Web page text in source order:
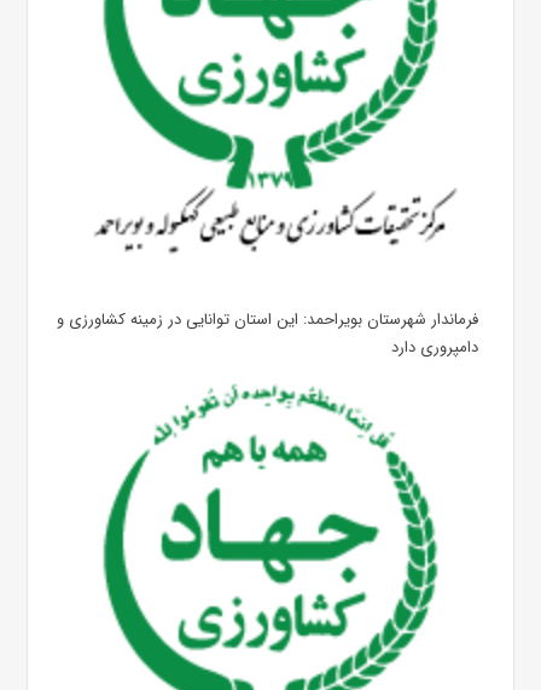
فرماندار شهرستان بویراحمد: این استان توانایی در زمینه کشاورزی و
دامپروری دارد